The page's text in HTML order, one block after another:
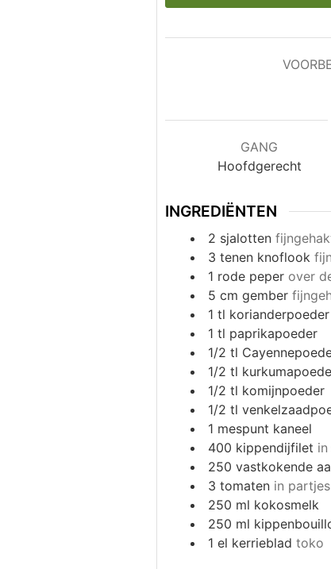
GANG
Hoofdgerecht
INGREDIËNTEN
2 sjalotten
3 tenen knoflook
1 rode peper over
5 cm gember
1 tl korianderpoeder
1 tl paprikapoeder
1/2 tl
1/2 tl
1/2 tl komijnpoeder
1/2 tl
1 mespunt kaneel
400 kippendijfilet
250 vastkokende
3 tomaten in partjes
250 ml kokosmelk
250 ml
1 el kerrieblad toko